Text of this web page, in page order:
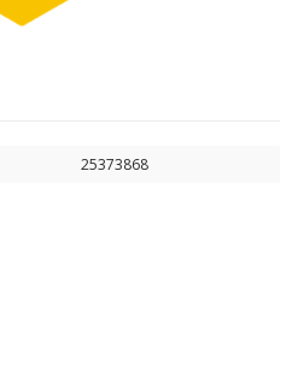
25373868